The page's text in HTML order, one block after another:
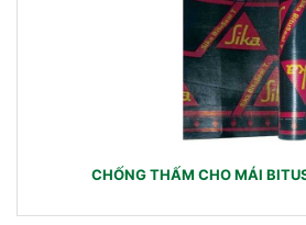
CHỐNG THẤM CHO MÁI